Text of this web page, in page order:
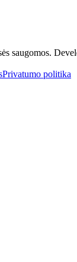
saugomos.
Privatumo politika